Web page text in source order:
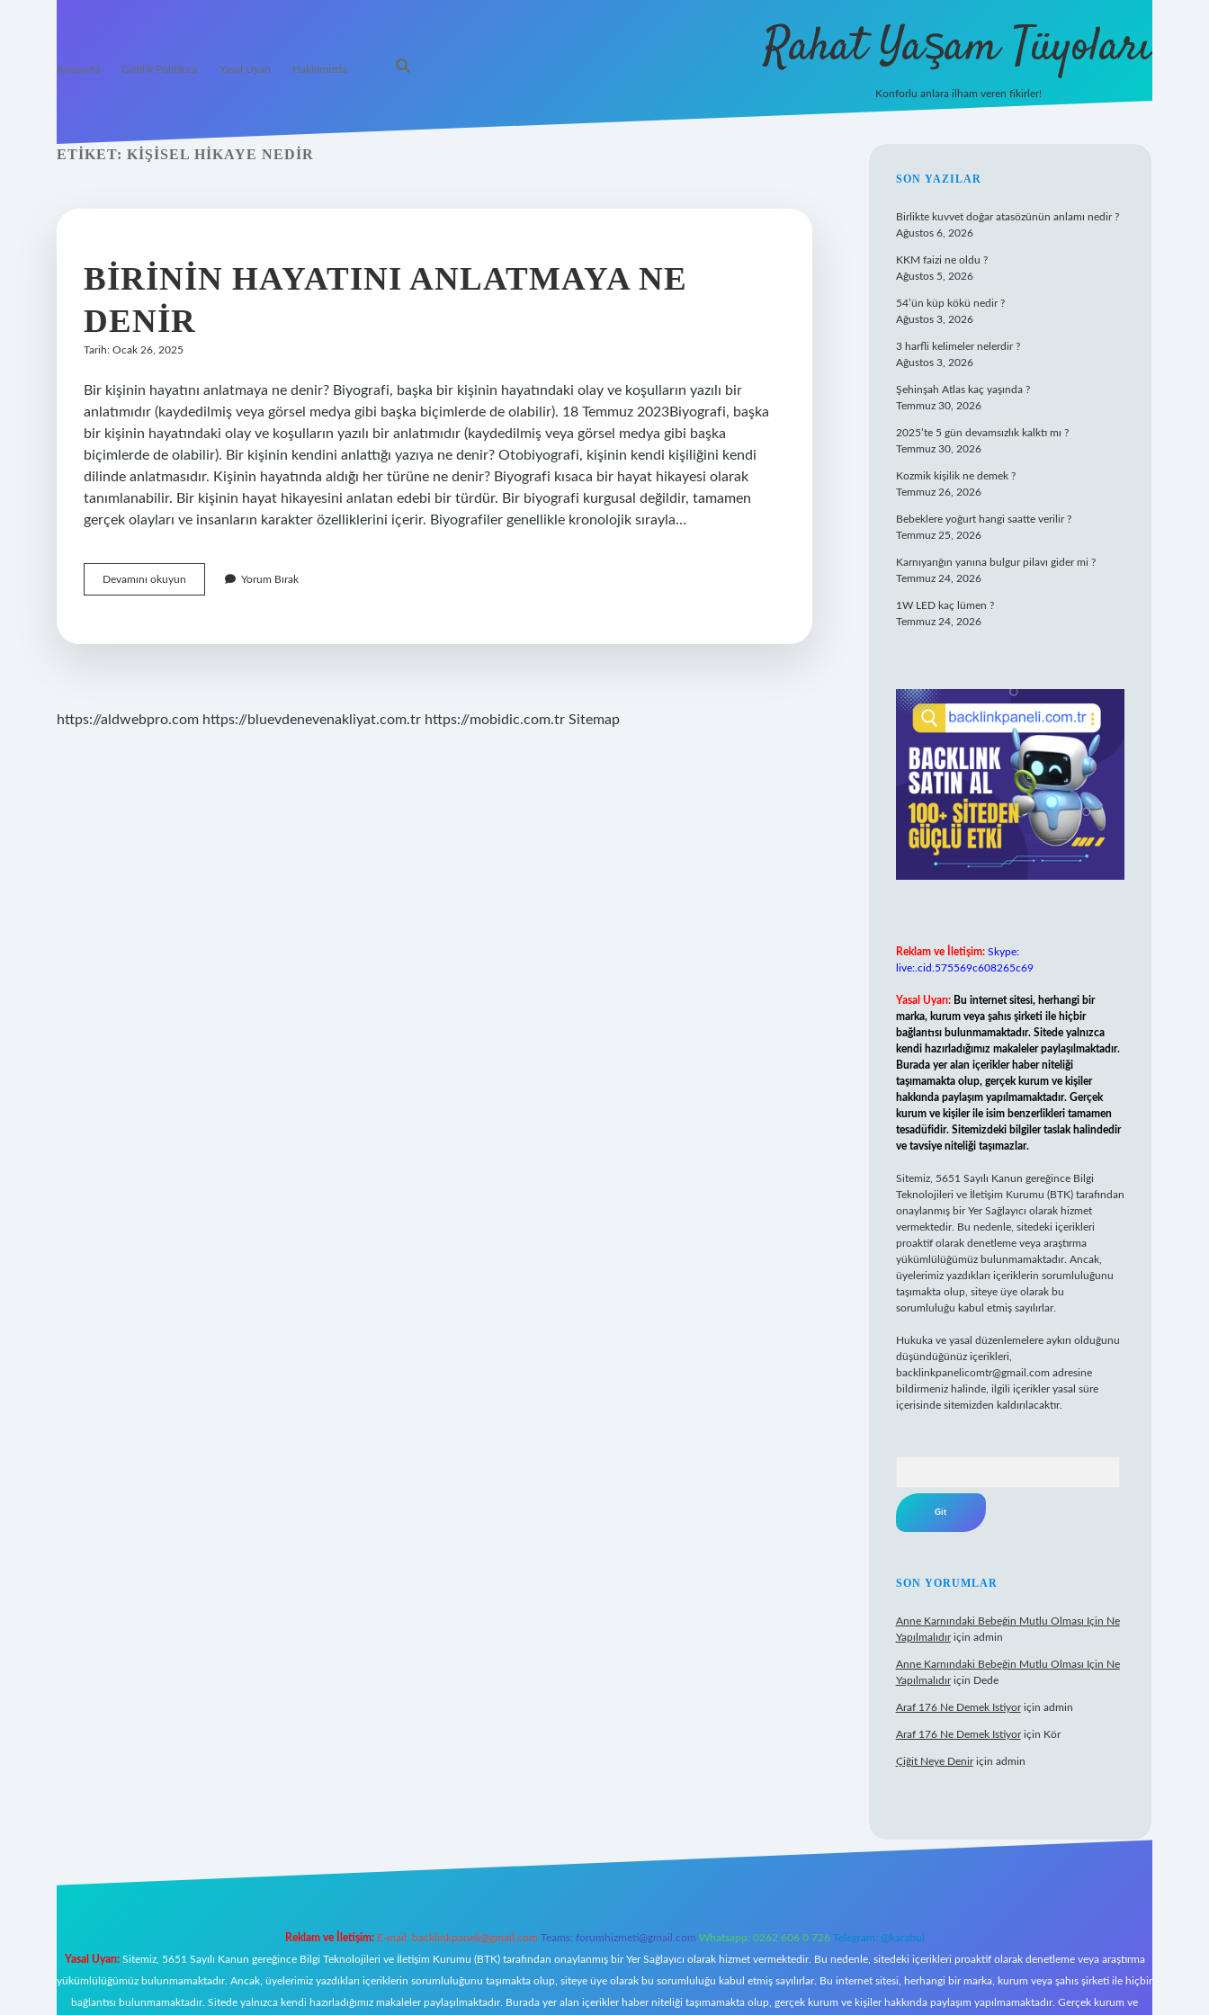
Anasayfa Gizlilik Politikası Yasal Uyarı Hakkımızda Rahat Yaşam Tüyoları
Konforlu anlara ilham veren fikirler!
ETIKET: KIŞISEL HIKAYE NEDIR
BIRININ HAYATINI ANLATMAYA NE
DENIR
Tarih: Ocak 26, 2025
Bir kişinin hayatını anlatmaya ne denir? Biyografi, başka bir kişinin hayatındaki olay ve koşulların yazılı bir
anlatımıdır (kaydedilmiş veya görsel medya gibi başka biçimlerde de olabilir). 18 Temmuz 2023Biyografi, başka
bir kişinin hayatındaki olay ve koşulların yazılı bir anlatımıdır (kaydedilmiş veya görsel medya gibi başka
biçimlerde de olabilir). Bir kişinin kendini anlattığı yazıya ne denir? Otobiyografi, kişinin kendi kişiliğini kendi
dilinde anlatmasıdır. Kişinin hayatında aldığı her türüne ne denir? Biyografi kısaca bir hayat hikayesi olarak
tanımlanabilir. Bir kişinin hayat hikayesini anlatan edebi bir türdür. Bir biyografi kurgusal değildir, tamamen
gerçek olayları ve insanların karakter özelliklerini içerir. Biyografiler genellikle kronolojik sırayla…
Devamını okuyun
Hayatını
Denir
Yorum Bırak
https://aldwebpro.com https://bluevdenevenakliyat.com.tr https://mobidic.com.tr Sitemap
SIDEBAR
SON YAZILAR
Birlikte kuvvet doğar atasözünün anlamı nedir ?
Ağustos 6, 2026
KKM faizi ne oldu ?
Ağustos 5, 2026
54’ün küp kökü nedir ?
Ağustos 3, 2026
3 harfli kelimeler nelerdir ?
Ağustos 3, 2026
Şehinşah Atlas kaç yaşında ?
Temmuz 30, 2026
2025’te 5 gün devamsızlık kalktı mı ?
Temmuz 30, 2026
Kozmik kişilik ne demek ?
Temmuz 26, 2026
Bebeklere yoğurt hangi saatte verilir ?
Temmuz 25, 2026
Karnıyarığın yanına bulgur pilavı gider mi ?
Temmuz 24, 2026
1W LED kaç lümen ?
Temmuz 24, 2026
Reklam ve İletişim: Skype:
live:.cid.575569c608265c69
Yasal Uyarı: Bu internet sitesi, herhangi bir
marka, kurum veya şahıs şirketi ile hiçbir
bağlantısı bulunmamaktadır. Sitede yalnızca
kendi hazırladığımız makaleler paylaşılmaktadır.
Burada yer alan içerikler haber niteliği
taşımamakta olup, gerçek kurum ve kişiler
hakkında paylaşım yapılmamaktadır. Gerçek
kurum ve kişiler ile isim benzerlikleri tamamen
tesadüfidir. Sitemizdeki bilgiler taslak halindedir
ve tavsiye niteliği taşımazlar.
Sitemiz, 5651 Sayılı Kanun gereğince Bilgi
Teknolojileri ve İletişim Kurumu (BTK) tarafından
onaylanmış bir Yer Sağlayıcı olarak hizmet
vermektedir. Bu nedenle, sitedeki içerikleri
proaktif olarak denetleme veya araştırma
yükümlülüğümüz bulunmamaktadır. Ancak,
üyelerimiz yazdıkları içeriklerin sorumluluğunu
taşımakta olup, siteye üye olarak bu
sorumluluğu kabul etmiş sayılırlar.
Hukuka ve yasal düzenlemelere aykırı olduğunu
düşündüğünüz içerikleri,
backlinkpanelicomtr@gmail.com adresine
bildirmeniz halinde, ilgili içerikler yasal süre
içerisinde sitemizden kaldırılacaktır.
SON YORUMLAR
Anne Karnındaki Bebeğin Mutlu Olması Için Ne
Yapılmalıdıriçin admin
Anne Karnındaki Bebeğin Mutlu Olması Için Ne
Yapılmalıdıriçin Dede
Araf 176 Ne Demek Istiyoriçin admin
Araf 176 Ne Demek Istiyoriçin Kör
Çiğit Neye Deniriçin admin
Reklam ve İletişim: E-mail: backlinkpaneli@gmail.com Teams: forumhizmeti@gmail.com Whatsapp: 0262 606 0 726 Telegram: @karabul
Yasal Uyarı:Sitemiz, 5651 Sayılı Kanun gereğince Bilgi Teknolojileri ve İletişim Kurumu (BTK) tarafından onaylanmış bir Yer Sağlayıcı olarak hizmet vermektedir. Bu nedenle, sitedeki içerikleri proaktif olarak denetleme veya araştırma
yükümlülüğümüz bulunmamaktadır. Ancak, üyelerimiz yazdıkları içeriklerin sorumluluğunu taşımakta olup, siteye üye olarak bu sorumluluğu kabul etmiş sayılırlar. Bu internet sitesi, herhangi bir marka, kurum veya şahıs şirketi ile hiçbir
bağlantısı bulunmamaktadır. Sitede yalnızca kendi hazırladığımız makaleler paylaşılmaktadır. Burada yer alan içerikler haber niteliği taşımamakta olup, gerçek kurum ve kişiler hakkında paylaşım yapılmamaktadır. Gerçek kurum ve